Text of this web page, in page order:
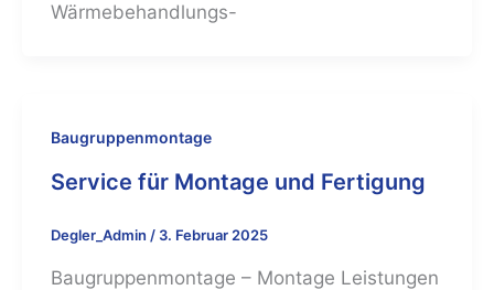
Wärmebehandlungs-
Baugruppenmontage
Service für Montage und Fertigung
Degler_Admin / 3. Februar 2025
Baugruppenmontage – Montage Leistungen